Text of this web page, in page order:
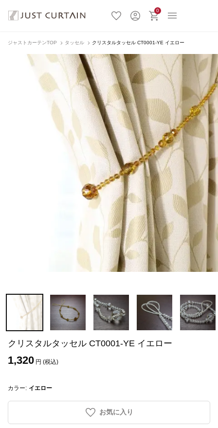
0
ジャストカーテンTOP タッセル クリスタルタッセル CT0001-YE イエロー
クリスタルタッセル CT0001-YE イエロー
1,320 円 (税込)
カラー: イエロー
お気に入り